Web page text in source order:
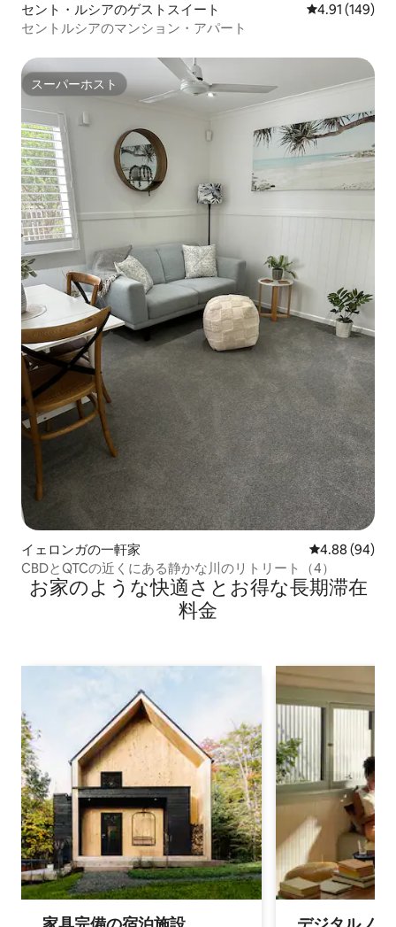
セント・ルシアのゲストスイート レビュー149
4.91 (149)
セントルシアのマンション・アパート
スーパーホスト
スーパーホスト
イェロンガの一軒家 レビュー94件
4.88 (94)
CBDとQTCの近くにある静かな川のリトリート（4）
お家のような快⁠適⁠さ⁠とお⁠得⁠な長⁠期⁠滞⁠在
料⁠金